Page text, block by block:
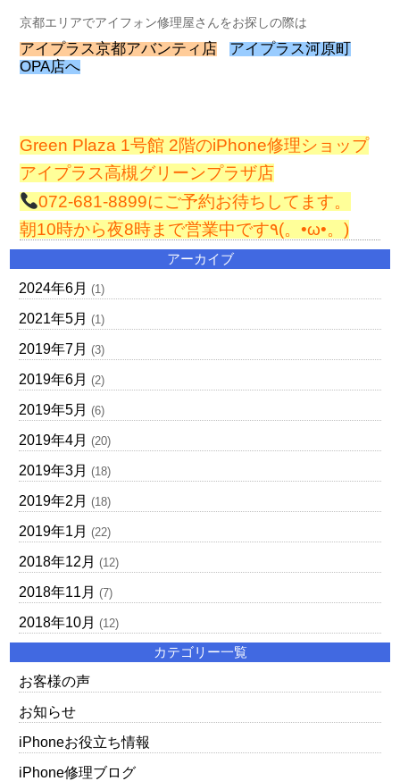
京都エリアでアイフォン修理屋さんをお探しの際は
アイプラス京都アバンティ店
アイプラス河原町
OPA店へ
Green Plaza 1号館 2階のiPhone修理ショップ
アイプラス高槻グリーンプラザ店
072-681-8899にご予約お待ちしてます。
朝10時から夜8時まで営業中です٩(。•ω•。)
アーカイブ
2024年6月 (1)
2021年5月 (1)
2019年7月 (3)
2019年6月 (2)
2019年5月 (6)
2019年4月 (20)
2019年3月 (18)
2019年2月 (18)
2019年1月 (22)
2018年12月 (12)
2018年11月 (7)
2018年10月 (12)
カテゴリー一覧
お客様の声
お知らせ
iPhoneお役立ち情報
iPhone修理ブログ